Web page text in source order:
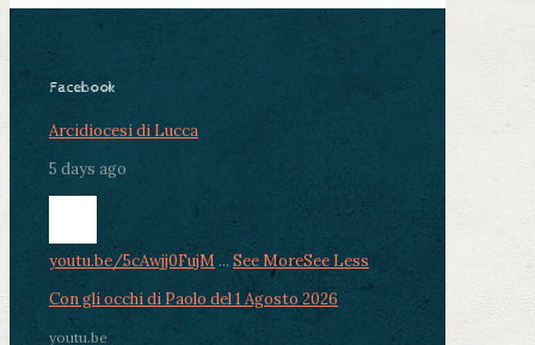
Facebook
Arcidiocesi di Lucca
5 days ago
youtu.be/5cAwjj0FujM ... See MoreSee Less
Con gli occhi di Paolo del 1 Agosto 2026
youtu.be